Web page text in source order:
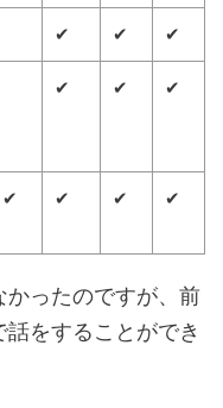
✔ ✔ ✔
✔ ✔ ✔
✔ ✔ ✔ ✔
かったのですが、前
をすることができ